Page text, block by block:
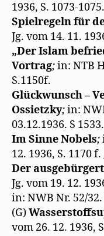
1936, S. 1073-1075.
Spielregeln für
Jg. vom 14. 11.
„Der Islam
Vortrag;in: NTB
S.1150f.
Glückwunsch –
Ossietzky;in:
03.12.1936. S 1533.
Im Sinne Nobels;
12. 1936, S. 1170 f. _
Der
Jg. vom 19. 12.
in: NWB Nr. 52/32.
(G)
vom 26. 12. 1936,